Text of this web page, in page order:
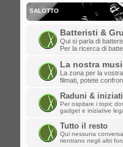
dajazz
»e'
lun dic 09,
matteo t»
dom dic 01,
dajazz»
creato
sab nov 02,
kazurga»
SALOTTO
Batteristi &
Qui si parla di
Per la ricerca di
La nostra
La zona per la
filmati, potete
Raduni &
Per ospitare i topic
gadget e iniziative
Tutto il resto
Qui nessuna
rientrano negli altri